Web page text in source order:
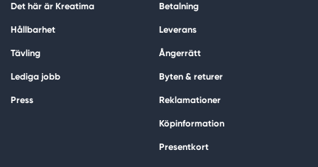
Det här är Kreatima
Hållbarhet
Tävling
Lediga jobb
Press
Betalning
Leverans
Ångerrätt
Byten & returer
Reklamationer
Köpinformation
Presentkort